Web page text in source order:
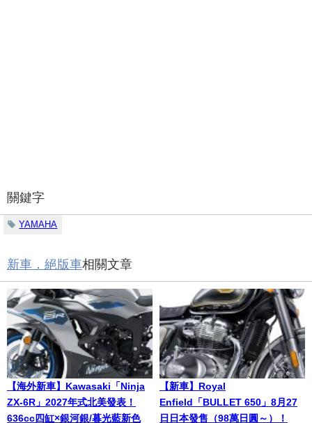
關鍵字
YAMAHA
新車．絕版車相關文章
【海外新車】Kawasaki「Ninja
ZX-6R」2027年式北美發表！
636cc四缸×銀河銀/暮光藍新色
【新車】Royal
Enfield「BULLET 650」8月27
日日本發售（98萬日圓～）！